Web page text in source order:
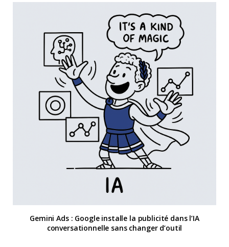
Gemini Ads : Google installe la publicité dans l’IA
conversationnelle sans changer d’outil